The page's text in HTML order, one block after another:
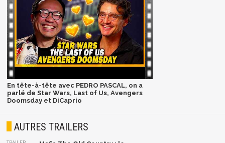
En tête-à-tête avec PEDRO PASCAL, on a
parlé de Star Wars, Last of Us, Avengers
Doomsday et DiCaprio
AUTRES TRAILERS